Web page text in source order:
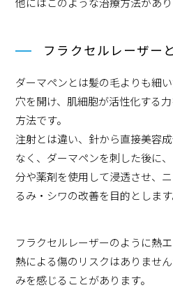
他にはこのような治療方法があり
フラクセルレーザー
ダーマペンとは髪の毛よりも細
穴を開け、肌細胞が活性化する
方法です。
注射とは違い、針から直接美容
なく、ダーマペンを刺した後に
分や薬剤を使用して浸透させ、
るみ・シワの改善を目的とします
フラクセルレーザーのように熱
熱による傷のリスクはありませ
みを感じることがあります。